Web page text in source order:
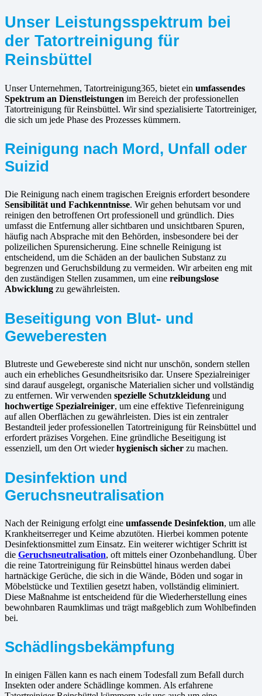
Unser Leistungsspektrum bei
der Tatortreinigung für
Reinsbüttel
Unser Unternehmen, Tatortreinigung365, bietet ein umfassendes
Spektrum an Dienstleistungen im Bereich der professionellen
Tatortreinigung für Reinsbüttel. Wir sind spezialisierte Tatortreiniger,
die sich um jede Phase des Prozesses kümmern.
Reinigung nach Mord, Unfall oder
Suizid
Die Reinigung nach einem tragischen Ereignis erfordert besondere
Sensibilität und Fachkenntnisse. Wir gehen behutsam vor und
reinigen den betroffenen Ort professionell und gründlich. Dies
umfasst die Entfernung aller sichtbaren und unsichtbaren Spuren,
häufig nach Absprache mit den Behörden, insbesondere bei der
polizeilichen Spurensicherung. Eine schnelle Reinigung ist
entscheidend, um die Schäden an der baulichen Substanz zu
begrenzen und Geruchsbildung zu vermeiden. Wir arbeiten eng mit
den zuständigen Stellen zusammen, um eine reibungslose
Abwicklung zu gewährleisten.
Beseitigung von Blut- und
Geweberesten
Blutreste und Gewebereste sind nicht nur unschön, sondern stellen
auch ein erhebliches Gesundheitsrisiko dar. Unsere Spezialreiniger
sind darauf ausgelegt, organische Materialien sicher und vollständig
zu entfernen. Wir verwenden spezielle Schutzkleidung und
hochwertige Spezialreiniger, um eine effektive Tiefenreinigung
auf allen Oberflächen zu gewährleisten. Dies ist ein zentraler
Bestandteil jeder professionellen Tatortreinigung für Reinsbüttel und
erfordert präzises Vorgehen. Eine gründliche Beseitigung ist
essenziell, um den Ort wiederhygienisch sicher zu machen.
Desinfektion und
Geruchsneutralisation
Nach der Reinigung erfolgt eine umfassende Desinfektion, um alle
Krankheitserreger und Keime abzutöten. Hierbei kommen potente
Desinfektionsmittel zum Einsatz. Ein weiterer wichtiger Schritt ist
die Geruchsneutralisation, oft mittels einer Ozonbehandlung. Über
die reine Tatortreinigung für Reinsbüttel hinaus werden dabei
hartnäckige Gerüche, die sich in die Wände, Böden und sogar in
Möbelstücke und Textilien gesetzt haben, vollständig eliminiert.
Diese Maßnahme ist entscheidend für die Wiederherstellung eines
bewohnbaren Raumklimas und trägt maßgeblich zum Wohlbefinden
bei.
Schädlingsbekämpfung
In einigen Fällen kann es nach einem Todesfall zum Befall durch
Insekten oder andere Schädlinge kommen. Als erfahrene